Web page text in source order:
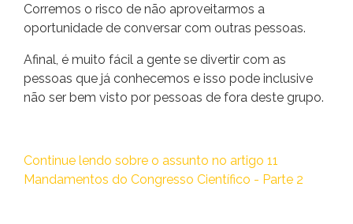
Corremos o risco de não aproveitarmos a
oportunidade de conversar com outras pessoas.
Afinal, é muito fácil a gente se divertir com as
pessoas que já conhecemos e isso pode inclusive
não ser bem visto por pessoas de fora deste grupo.
Continue lendo sobre o assunto no artigo 11
Mandamentos do Congresso Científico - Parte 2